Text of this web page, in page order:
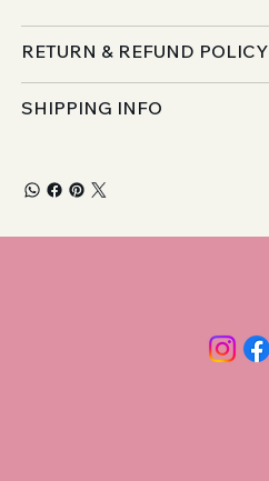
RETURN & REFUND POLICY
SHIPPING INFO